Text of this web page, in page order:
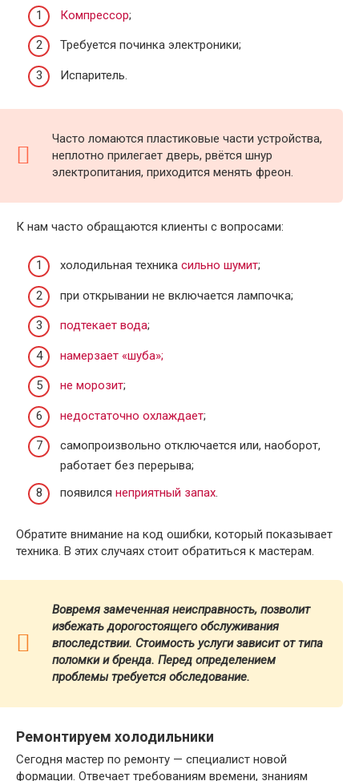
Компрессор;
Требуется починка электроники;
Испаритель.
Часто ломаются пластиковые части устройства,
неплотно прилегает дверь, рвётся шнур
электропитания, приходится менять фреон.
К нам часто обращаются клиенты с вопросами:
холодильная техника сильно шумит;
при открывании не включается лампочка;
подтекает вода;
намерзает «шуба»;
не морозит;
недостаточно охлаждает;
самопроизвольно отключается или, наоборот,
работает без перерыва;
появился неприятный запах.
Обратите внимание на код ошибки, который показывает
техника. В этих случаях стоит обратиться к мастерам.
Вовремя замеченная неисправность, позволит
избежать дорогостоящего обслуживания
впоследствии. Стоимость услуги зависит от типа
поломки и бренда. Перед определением
проблемы требуется обследование.
Ремонтируем холодильники
Сегодня мастер по ремонту — специалист новой
формации. Отвечает требованиям времени, знаниям